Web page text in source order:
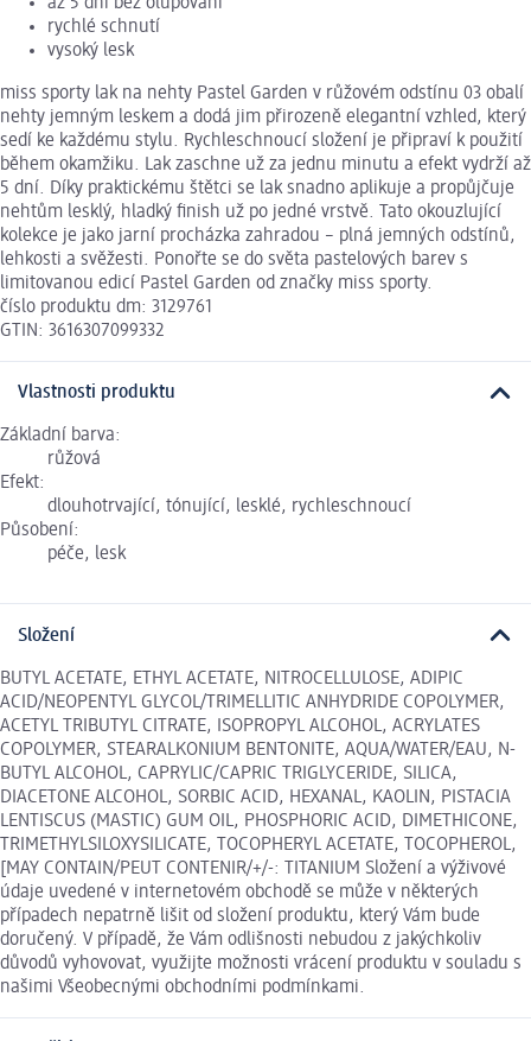
rychlé schnutí
vysoký lesk
miss sporty lak na nehty Pastel Garden v růžovém odstínu 03 obalí
nehty jemným leskem a dodá jim přirozeně elegantní vzhled, který
sedí ke každému stylu. Rychleschnoucí složení je připraví k použití
během okamžiku. Lak zaschne už za jednu minutu a efekt vydrží až
5 dní. Díky praktickému štětci se lak snadno aplikuje a propůjčuje
nehtům lesklý, hladký finish už po jedné vrstvě. Tato okouzlující
kolekce je jako jarní procházka zahradou – plná jemných odstínů,
lehkosti a svěžesti. Ponořte se do světa pastelových barev s
limitovanou edicí Pastel Garden od značky miss sporty.
číslo produktu dm: 3129761
GTIN: 3616307099332
Vlastnosti produktu
Základní barva:
růžová
Efekt:
dlouhotrvající, tónující, lesklé, rychleschnoucí
Působení:
péče, lesk
Složení
BUTYL ACETATE, ETHYL ACETATE, NITROCELLULOSE, ADIPIC
ACID/NEOPENTYL GLYCOL/TRIMELLITIC ANHYDRIDE COPOLYMER,
ACETYL TRIBUTYL CITRATE, ISOPROPYL ALCOHOL, ACRYLATES
COPOLYMER, STEARALKONIUM BENTONITE, AQUA/WATER/EAU, N-
BUTYL ALCOHOL, CAPRYLIC/CAPRIC TRIGLYCERIDE, SILICA,
DIACETONE ALCOHOL, SORBIC ACID, HEXANAL, KAOLIN, PISTACIA
LENTISCUS (MASTIC) GUM OIL, PHOSPHORIC ACID, DIMETHICONE,
TRIMETHYLSILOXYSILICATE, TOCOPHERYL ACETATE, TOCOPHEROL,
[MAY CONTAIN/PEUT CONTENIR/+/-: TITANIUM Složení a výživové
údaje uvedené v internetovém obchodě se může v některých
případech nepatrně lišit od složení produktu, který Vám bude
doručený. V případě, že Vám odlišnosti nebudou z jakýchkoliv
důvodů vyhovovat, využijte možnosti vrácení produktu v souladu s
našimi Všeobecnými obchodními podmínkami.